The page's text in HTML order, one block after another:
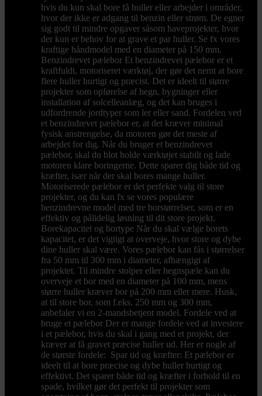
hvis du kun skal bore få huller eller arbejder i områder,
hvor der ikke er adgang til benzin eller strøm. De egner
sig godt til mindre opgaver såsom haveprojekter, hvor
der kun er behov for at grave et par huller. Se fx vores
kraftige håndmodel med en diameter på 150 mm.
Benzindrevet pælebor Et benzindrevet pælebor er et
kraftfuldt, motoriseret værktøj, der gør det nemt at bore
flere huller hurtigt og præcist. Det er ideelt til større
projekter som opførelse af hegn, bygninger eller
installation af solcelleanlæg, og det kan bruges i
udfordrende jordtyper som ler eller sand. Fordelen ved
et benzindrevet pælebor er, at det kræver minimal
fysisk anstrengelse, da motoren gør det meste af
arbejdet for dig. Når du bruger et benzindrevet
pælebor, skal du blot holde værktøjet stabilt og lade
motoren klare boringerne. Dette sparer dig både tid og
kræfter, især når der skal bores mange huller.
Motoriserede pælebor er det perfekte valg til store
projekter, og du kan fx se vores populære
benzindrevne model med tre borstørrelser, som er en
effektiv og pålidelig løsning til dit store projekt.
Borekapacitet og bortype Når du skal vælge borets
kapacitet, er det vigtigt at overveje, hvor store og dybe
dine huller skal være. Vores pælebor kan fås i størrelser
fra 50 mm til 300 mm i diameter, afhængigt af
projektet. Til mindre stolper eller hegnspæle kan du
overveje et bor med en diameter på 100 mm, mens
større huller kræver bor på 200 mm eller mere. Husk,
at til store bor, som f.eks. 250 mm og 300 mm,
anbefaler vi en 2-mandsbetjent model. Fordele ved at
bruge et pælebor Der er mange fordele ved at investere
i et pælebor, hvis du skal i gang med et projekt, der
kræver at få gravet præcise huller ud. Her er nogle af
de største fordele: Spar tid og kræfter: Et pælebor er
ideelt til at bore præcise og dybe huller hurtigt og
effektivt. Det sparer både tid og kræfter i forhold til en
spade, hvilket gør det perfekt til projekter som